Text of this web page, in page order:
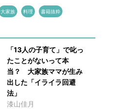
大家族 料理 書籍抜粋
「13人の子育て」で叱っ
たことがないって本
当？ 大家族ママが生み
出した「イライラ回避
法」
漆山佳月